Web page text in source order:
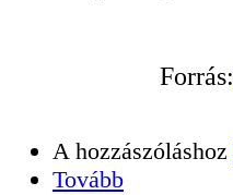
Forrás:
A hozzászóláshoz
Tovább